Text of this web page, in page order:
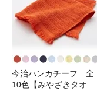
今治ハンカチーフ 全
10色【みやざきタオ